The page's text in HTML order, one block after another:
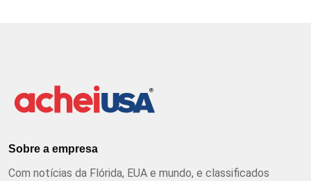
Sobre a empresa
Com notícias da Flórida, EUA e mundo, e classificados